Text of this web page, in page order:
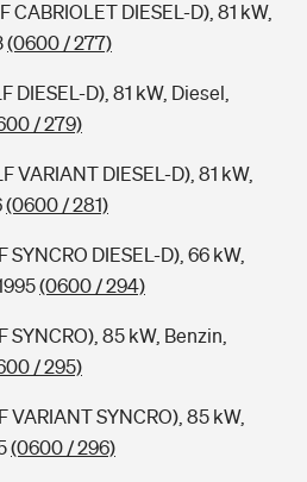
für deine Kids
eingestuft
CABRIOLET DIESEL-D), 81 kW,
(0600 / 277)
DIESEL-D), 81 kW, Diesel,
/ 279)
VARIANT DIESEL-D), 81 kW,
(0600 / 281)
SYNCRO DIESEL-D), 66 kW,
(0600 / 294)
SYNCRO), 85 kW, Benzin,
/ 295)
VARIANT SYNCRO), 85 kW,
(0600 / 296)